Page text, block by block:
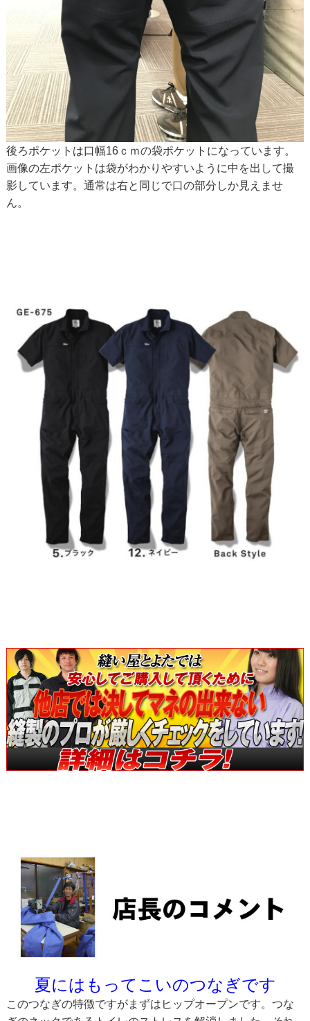
後ろポケットは口幅16ｃｍの袋ポケットになっています。
画像の左ポケットは袋がわかりやすいように中を出して撮
影しています。通常は右と同じで口の部分しか見えませ
ん。
夏にはもってこいのつなぎです
このつなぎの特徴ですがまずはヒップオープンです。つな